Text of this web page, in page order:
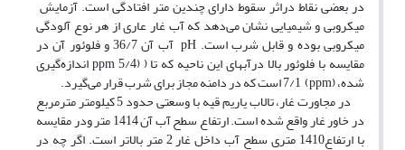
در بعضی نقاط دراثر سقوط دارای چندین متر افتادگی است. آزمایش
میکروبی و شیمیایی نشان می‌دهد که آب غار عاری از هر نوع آلودگی
میکروبی بوده و قابل شرب است. pH آب آن 36/7 و فلوئور آن در
مقایسه با فلوئور بالا درآبهای این ناحیه که تا ( (ppm 5/4 اندازه‌گیری
شده، (ppm) 7/1 است که در دامنه مجاز برای شرب قرار می‌گیرد.
در مجاورت غار، تالاب یاریم قیه با وسعتی حدود 5 کیلومتر مترمربع
در خاور غار واقع شده است. ارتفاع سطح آب آن 1414 متر ودر مقایسه
با ارتفاع1410 متری سطح آب داخل غار 2 متر بالاتر است. اگر چه در